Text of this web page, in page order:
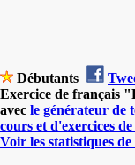
Débutants
Exercice de français
avec le générateur de
cours et d'exercices
Voir les statistiques de